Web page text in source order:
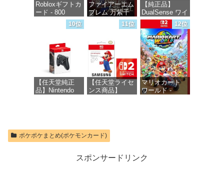
Robloxギフトカ
ード - 800
Robux 【限定バ
ーチャルアイテ
【オンラインゲ
ームコード】
ロブロックス |
オンラインコー
ド版
価格：¥1,300
ファイアーエム
ブレム 万紫千
紅 -Switch2
【純正品】
DualSense ワイ
ヤレスコントロ
ーラー ミッド
ナイト ブラッ
ク(CFI-
ZCT2J01)
価格：¥10,737
10位
【任天堂純正
品】Nintendo
11位
【任天堂ライセ
ンス商品】
Nintendo Switch
2(サムスン マイ
プレスカード
256GB)
12位
マリオカート
ワールド -
ポケポケまとめ(ポケモンカード)
スポンサードリンク